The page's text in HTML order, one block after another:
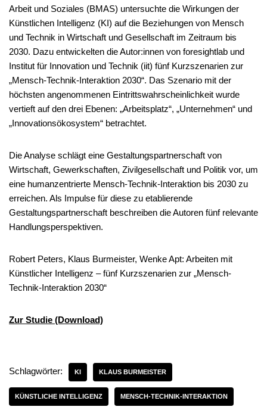
Arbeit und Soziales (BMAS) untersuchte die Wirkungen der
Künstlichen Intelligenz (KI) auf die Beziehungen von Mensch
und Technik in Wirtschaft und Gesellschaft im Zeitraum bis
2030. Dazu entwickelten die Autor:innen von foresightlab und
Institut für Innovation und Technik (iit) fünf Kurzszenarien zur
„Mensch-Technik-Interaktion 2030“. Das Szenario mit der
höchsten angenommenen Eintrittswahrscheinlichkeit wurde
vertieft auf den drei Ebenen: „Arbeitsplatz“, „Unternehmen“ und
„Innovationsökosystem“ betrachtet.
Die Analyse schlägt eine Gestaltungspartnerschaft von
Wirtschaft, Gewerkschaften, Zivilgesellschaft und Politik vor, um
eine humanzentrierte Mensch-Technik-Interaktion bis 2030 zu
erreichen. Als Impulse für diese zu etablierende
Gestaltungspartnerschaft beschreiben die Autoren fünf relevante
Handlungsperspektiven.
Robert Peters, Klaus Burmeister, Wenke Apt: Arbeiten mit
Künstlicher Intelligenz – fünf Kurzszenarien zur „Mensch-
Technik-Interaktion 2030“
Zur Studie (Download)
Schlagwörter: KI KLAUS BURMEISTER
KÜNSTLICHE INTELLIGENZ MENSCH-TECHNIK-INTERAKTION